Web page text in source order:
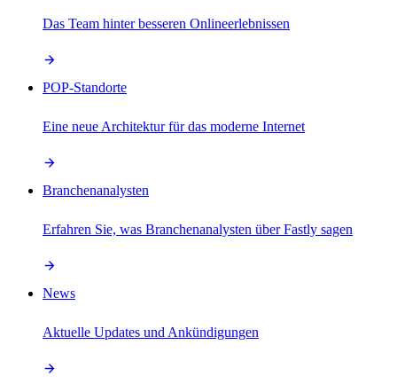
Das Team hinter besseren Onlineerlebnissen
POP-Standorte
Eine neue Architektur für das moderne Internet
Branchenanalysten
Erfahren Sie, was Branchenanalysten über Fastly sagen
News
Aktuelle Updates und Ankündigungen